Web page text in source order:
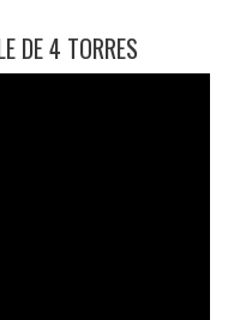
DE 4 TORRES